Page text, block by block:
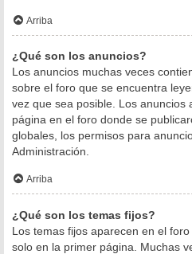
Arriba
¿Qué son los anuncios?
Los anuncios muchas veces
sobre el foro que se encuentra
vez que sea posible. Los anuncios
página en el foro donde se
globales, los permisos para
Administración.
Arriba
¿Qué son los temas fijos?
Los temas fijos aparecen en el
solo en la primer página. Muchas